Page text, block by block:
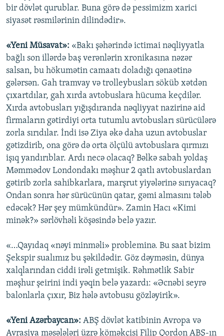
bir dövlət qurublar. Buna görə də pessimizm xarici
siyasət rəsmilərinin dilindədir».
«Yeni Müsavat»: «Bakı şəhərində ictimai nəqliyyatla
bağlı son illərdə baş verənlərin xronikasına nəzər
salsan, bu hökumətin camaatı doladığı qənaətinə
gələrsən. Gah tramvay və trolleybusları söküb xətdən
çıxartdılar, gah xırda avtobuslara hücuma keçdilər.
Xırda avtobusları yığışdıranda nəqliyyat nazirinə aid
firmaların gətirdiyi orta tutumlu avtobusları sürücülərə
zorla sırıdılar. İndi isə Ziya əkə daha uzun avtobuslar
gətizdirib, ona görə də orta ölçülü avtobuslara qırmızı
işıq yandırıblar. Ardı necə olacaq? Bəlkə sabah yoldaş
Məmmədov Londondakı məşhur 2 qatlı avtobuslardan
gətirib zorla sahibkarlara, marşrut yiyələrinə sırıyacaq?
Ondan sonra hər sürücünün qatar, gəmi almasını tələb
edəcək? Hər şey mümkündür». Zamin Hacı «Kimi
minək?» sərlövhəli köşəsində belə yazır.
«…Qayıdaq «nəyi minməli» probleminə. Bu saat bizim
Şekspir sualımız bu şəkildədir. Göz dəyməsin, dünya
xalqlarından ciddi irəli getmişik. Rəhmətlik Sabir
məşhur şeirini indi yəqin belə yazardı: «Əcnəbi seyrə
balonlarla çıxır, Biz hələ avtobusu gözləyirik».
«Yeni Azərbaycan»: ABŞ dövlət katibinin Avropa və
Avrasiya məsələləri üzrə köməkçisi Filip Qordon ABŞ-ın